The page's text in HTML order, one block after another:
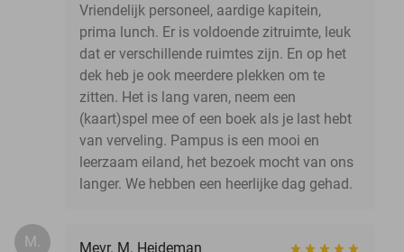
Vriendelijk personeel, aardige kapitein,
prima lunch. Er is voldoende zitruimte, leuk
dat er verschillende ruimtes zijn. En op het
dek heb je ook meerdere plekken om te
zitten. Het is lang varen, neem een
(kaart)spel mee of een boek als je last hebt
van verveling. Pampus is een mooi en
leerzaam eiland, het bezoek mocht van ons
langer. We hebben een heerlijke dag gehad.
M. Mevr. M. Heideman